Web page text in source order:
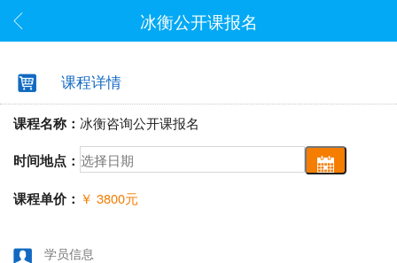
冰衡公开课报名
课程详情
课程名称： 冰衡咨询公开课报名
时间地点：
课程单价： ￥ 3800元
学员信息